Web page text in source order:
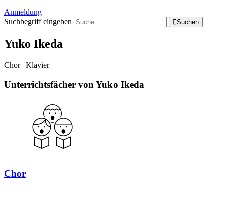
Anmeldung
Suchbegriff eingeben
Suchen
Yuko Ikeda
Chor | Klavier
Unterrichtsfächer von Yuko Ikeda
Chor